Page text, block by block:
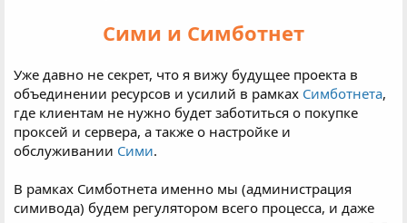
Сими и Симботнет
Уже давно не секрет, что я вижу будущее проекта в
объединении ресурсов и усилий в рамках Симботнета,
где клиентам не нужно будет заботиться о покупке
проксей и сервера, а также о настройке и
обслуживании Сими.
В рамках Симботнета именно мы (администрация
симивода) будем регулятором всего процесса, и даже